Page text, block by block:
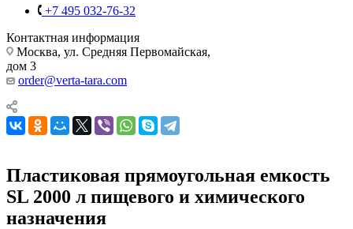
+7 495 032-76-32
Контактная информация
Москва, ул. Средняя Первомайская,
дом 3
order@verta-tara.com
Пластиковая прямоугольная емкость
SL 2000 л пищевого и химического
назначения